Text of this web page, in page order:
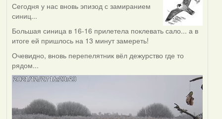
Сегодня у нас вновь эпизод с замиранием
синиц...
Большая синица в 16-16 прилетела поклевать сало... а в
итоге ей пришлось на 13 минут замереть!
Очевидно, вновь перепелятник вёл дежурство где то
рядом...